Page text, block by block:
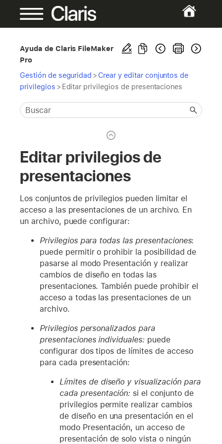
Ayuda de Claris FileMaker
Pro
Gestión de seguridad > Crear y editar conjuntos de
privilegios > Editar privilegios de presentaciones
Editar privilegios de
presentaciones
Los conjuntos de privilegios pueden limitar el
acceso a las presentaciones de un archivo. En
un archivo, puede configurar:
Privilegios para todas las presentaciones:
puede permitir o prohibir la posibilidad de
pasarse al modo Presentación y realizar
cambios de diseño en todas las
presentaciones. También puede prohibir el
acceso a todas las presentaciones de un
archivo.
Privilegios personalizados para
presentaciones individuales: puede
configurar dos tipos de límites de acceso
para cada presentación:
Límites de diseño y visualización para
cada presentación: si el conjunto de
privilegios permite realizar cambios
de diseño en una presentación en el
modo Presentación, un acceso de
presentación de solo vista o ningún